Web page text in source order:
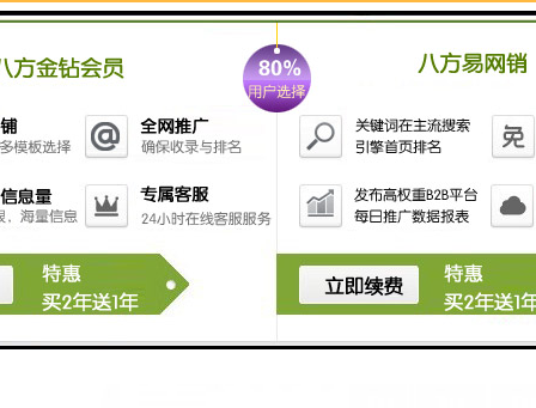
按定时、时间等比例、流量等比例和同步采样方式采
样，具有一键采样、密码保护、断电保护等保护功能，
采用电池供电和交流供电相结合的方式，便于携带的一
款智能水质自动采样器。科学严谨的水样平行技术，可
的需求。主要用于环境监测站、第三方检测机构日常工
样模式等特点。